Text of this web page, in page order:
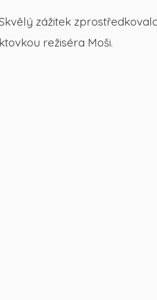
zážitek
režiséra Moši.